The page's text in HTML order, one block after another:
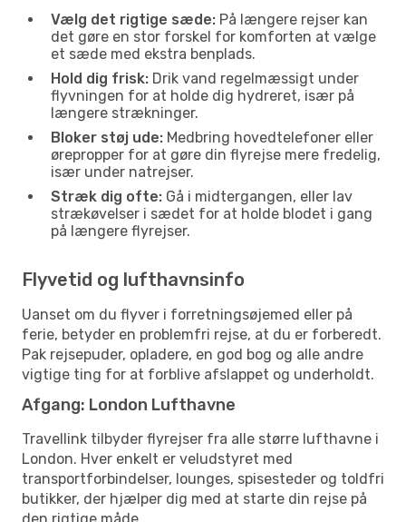
Vælg det rigtige sæde: På længere rejser kan
det gøre en stor forskel for komforten at vælge
et sæde med ekstra benplads.
Hold dig frisk: Drik vand regelmæssigt under
flyvningen for at holde dig hydreret, især på
længere strækninger.
Bloker støj ude: Medbring hovedtelefoner eller
ørepropper for at gøre din flyrejse mere fredelig,
især under natrejser.
Stræk dig ofte: Gå i midtergangen, eller lav
strækøvelser i sædet for at holde blodet i gang
på længere flyrejser.
Flyvetid og lufthavnsinfo
Uanset om du flyver i forretningsøjemed eller på
ferie, betyder en problemfri rejse, at du er forberedt.
Pak rejsepuder, opladere, en god bog og alle andre
vigtige ting for at forblive afslappet og underholdt.
Afgang: London Lufthavne
Travellink tilbyder flyrejser fra alle større lufthavne i
London. Hver enkelt er veludstyret med
transportforbindelser, lounges, spisesteder og toldfri
butikker, der hjælper dig med at starte din rejse på